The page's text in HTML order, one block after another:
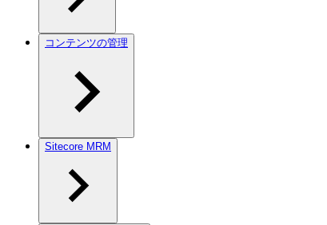
コンテンツの管理
Sitecore MRM